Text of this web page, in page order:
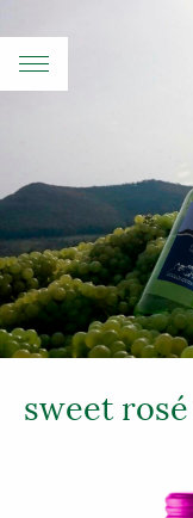
sweet